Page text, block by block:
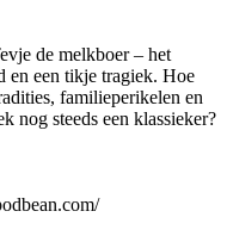
de melkboer – het
en een tikje tragiek. Hoe
familieperikelen en
nog steeds een klassieker?